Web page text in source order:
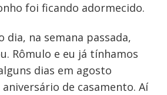
foi ficando adormecido.
dia, na semana passada,
Rômulo e eu já tínhamos
dias em agosto
de casamento. Aí